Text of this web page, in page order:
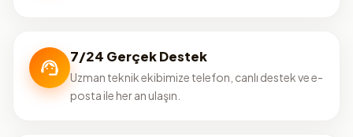
7/24 Gerçek Destek
Uzman teknik ekibimize telefon, canlı destek ve e-
posta ile her an ulaşın.